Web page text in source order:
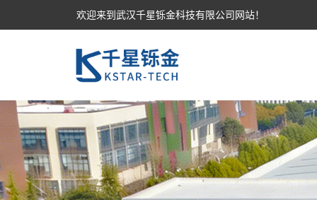
欢迎来到武汉千星铄金科技有限公司网站！